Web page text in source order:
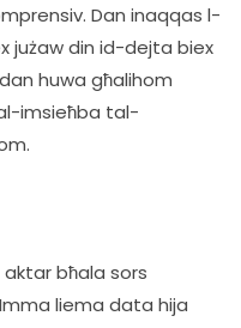
Dan inaqqas l-
jużaw din id-dejta biex
huwa għalihom
imsieħba tal-
bħala sors
liema data hija